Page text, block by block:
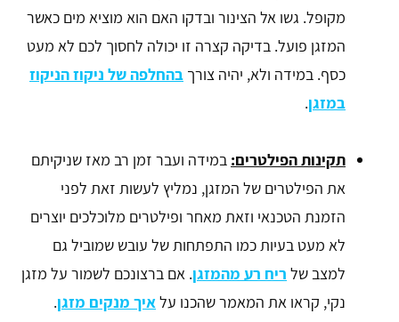
מקופל. גשו אל הצינור ובדקו האם הוא מוציא מים כאשר
המזגן פועל. בדיקה קצרה זו יכולה לחסוך לכם לא מעט
כסף. במידה ולא, יהיה צורך בהחלפה של ניקוז הניקוז
במזגן.
תקינות הפילטרים: במידה ועבר זמן רב מאז שניקיתם
את הפילטרים של המזגן, נמליץ לעשות זאת לפני
הזמנת הטכנאי וזאת מאחר ופילטרים מלוכלכים יוצרים
לא מעט בעיות כמו התפתחות של עובש שמוביל גם
למצב של ריח רע מהמזגן. אם ברצונכם לשמור על מזגן
נקי, קראו את המאמר שהכנו עלאיך מנקים מזגן.